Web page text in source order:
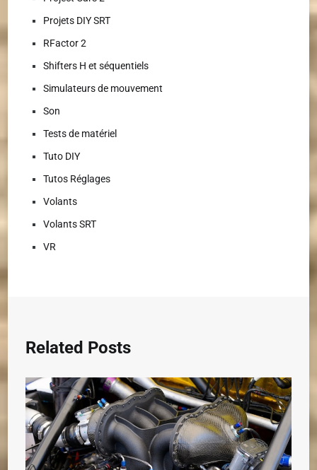
Projets DIY SRT
RFactor 2
Shifters H et séquentiels
Simulateurs de mouvement
Son
Tests de matériel
Tuto DIY
Tutos Réglages
Volants
Volants SRT
VR
Related Posts